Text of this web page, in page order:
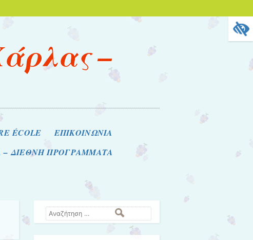
–
ÉCOLE
ΕΠΙΚΟΙΝΩΝΙΑ
– ΔΙΕΘΝΗ ΠΡΟΓΡΑΜΜΑΤΑ
Αναζήτηση